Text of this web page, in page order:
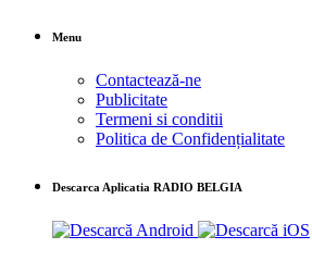
Menu
Contactează-ne
Publicitate
Termeni si conditii
Politica de Confidențialitate
Descarca Aplicatia RADIO BELGIA